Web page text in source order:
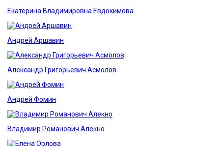
Екатерина Владимировна Евдокимова
Андрей Аршавин
Александр Григорьевич Асмолов
Андрей Фомин
Владимир Романович Алекно